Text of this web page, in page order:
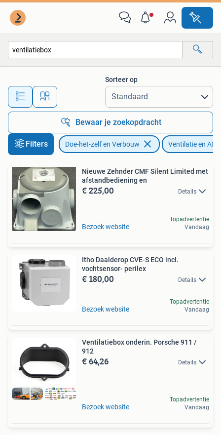
Alle afstanden…
Sorteer op
Bewaar je zoekopdracht
Filters Doe-het-zelf en Verbouw Ventilatie en
Nieuwe Zehnder CMF Silent Limited met
afstandbediening en
€ 225,00 Details
Bezoek website
Topadvertentie
Vandaag
Itho Daalderop CVE-S ECO incl.
vochtsensor- perilex
€ 180,00 Details
Bezoek website
Topadvertentie
Vandaag
Ventilatiebox onderin. Porsche 911 /
912
€ 64,26 Details
Bezoek website
Topadvertentie
Vandaag